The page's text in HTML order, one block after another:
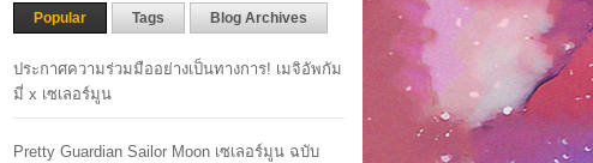
Popular Tags Blog Archives
ประกาศความร่วมมืออย่างเป็นทางการ! เมจิอัพกัม
มี่ x เซเลอร์มูน
Pretty Guardian Sailor Moon เซเลอร์มูน ฉบับ